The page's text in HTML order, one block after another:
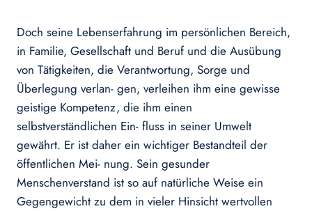
Doch seine Lebenserfahrung im persönlichen Bereich,
in Familie, Gesellschaft und Beruf und die Ausübung
von Tätigkeiten, die Verantwortung, Sorge und
Überlegung verlan- gen, verleihen ihm eine gewisse
geistige Kompetenz, die ihm einen
selbstverständlichen Ein- fluss in seiner Umwelt
gewährt. Er ist daher ein wichtiger Bestandteil der
öffentlichen Mei- nung. Sein gesunder
Menschenverstand ist so auf natürliche Weise ein
Gegengewicht zu dem in vieler Hinsicht wertvollen